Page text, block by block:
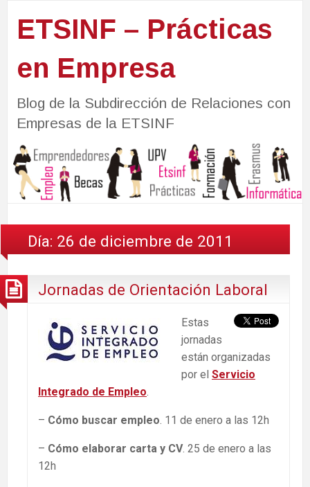
ETSINF – Prácticas
en Empresa
Blog de la Subdirección de Relaciones con
Empresas de la ETSINF
Día: 26 de diciembre de 2011
Jornadas de Orientación Laboral
Estas
jornadas
están organizadas
por el Servicio
Integrado de Empleo.
– Cómo buscar empleo. 11 de enero a las 12h
– Cómo elaborar carta y CV. 25 de enero a las
12h